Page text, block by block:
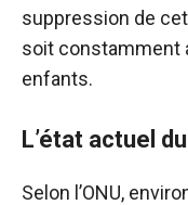
suppression de
soit constamment
enfants.
L’état actuel
Selon l’ONU,